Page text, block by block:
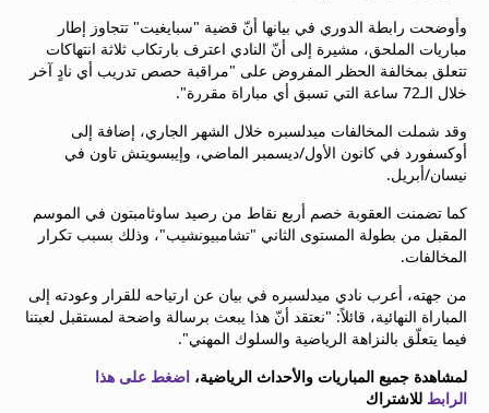
وأوضحت رابطة الدوري في بيانها أنّ قضية "سبايغيت" تتجاوز إطار
مباريات الملحق، مشيرة إلى أنّ النادي اعترف بارتكاب ثلاثة انتهاكات
تتعلق بمخالفة الحظر المفروض على "مراقبة حصص تدريب أي نادٍ آخر
خلال الـ72 ساعة التي تسبق أي مباراة مقررة".
وقد شملت المخالفات ميدلسبره خلال الشهر الجاري، إضافة إلى
أوكسفورد في كانون الأول/ديسمبر الماضي، وإيبسويتش تاون في
نيسان/أبريل.
كما تضمنت العقوبة خصم أربع نقاط من رصيد ساوثامبتون في الموسم
المقبل من بطولة المستوى الثاني "تشامبيونشيب"، وذلك بسبب تكرار
المخالفات.
من جهته، أعرب نادي ميدلسبره في بيان عن ارتياحه للقرار وعودته إلى
المباراة النهائية، قائلاً: "نعتقد أنّ هذا يبعث برسالة واضحة لمستقبل لعبتنا
فيما يتعلّق بالنزاهة الرياضية والسلوك المهني".
لمشاهدة جميع المباريات والأحداث الرياضية، اضغط على هذا
الرابط للاشتراك